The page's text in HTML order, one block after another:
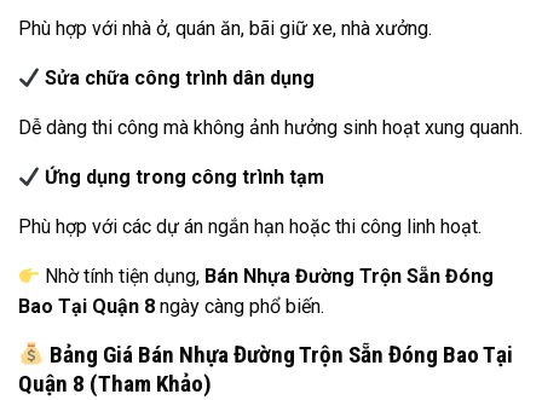
Phù hợp với nhà ở, quán ăn, bãi giữ xe, nhà xưởng.
Sửa chữa công trình dân dụng
Dễ dàng thi công mà không ảnh hưởng sinh hoạt xung quanh.
Ứng dụng trong công trình tạm
Phù hợp với các dự án ngắn hạn hoặc thi công linh hoạt.
Nhờ tính tiện dụng, Bán Nhựa Đường Trộn Sẵn Đóng
Bao Tại Quận 8 ngày càng phổ biến.
Bảng Giá Bán Nhựa Đường Trộn Sẵn Đóng Bao Tại
Quận 8 (Tham Khảo)